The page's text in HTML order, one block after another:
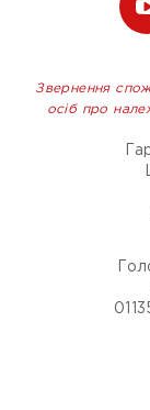
Звернення
осіб про